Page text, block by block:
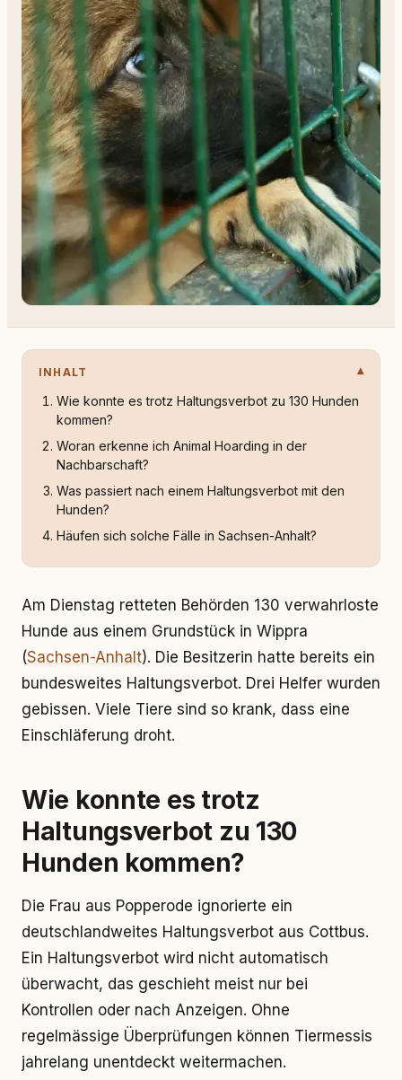
INHALT
Wie konnte es trotz Haltungsverbot zu 130 Hunden
kommen?
Woran erkenne ich Animal Hoarding in der
Nachbarschaft?
Was passiert nach einem Haltungsverbot mit den
Hunden?
Häufen sich solche Fälle in Sachsen-Anhalt?
Am Dienstag retteten Behörden 130 verwahrloste
Hunde aus einem Grundstück in Wippra
(Sachsen-Anhalt). Die Besitzerin hatte bereits ein
bundesweites Haltungsverbot. Drei Helfer wurden
gebissen. Viele Tiere sind so krank, dass eine
Einschläferung droht.
Wie konnte es trotz
Haltungsverbot zu 130
Hunden kommen?
Die Frau aus Popperode ignorierte ein
deutschlandweites Haltungsverbot aus Cottbus.
Ein Haltungsverbot wird nicht automatisch
überwacht, das geschieht meist nur bei
Kontrollen oder nach Anzeigen. Ohne
regelmässige Überprüfungen können Tiermessis
jahrelang unentdeckt weitermachen.